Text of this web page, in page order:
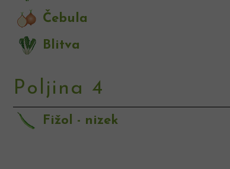
Čebula
Blitva
Poljina 4
Fižol - nizek